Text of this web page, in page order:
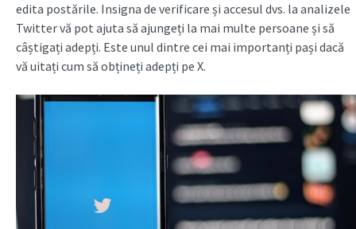
edita postările. Insigna de verificare și accesul dvs. la analizele
Twitter vă pot ajuta să ajungeți la mai multe persoane și să
câștigați adepți. Este unul dintre cei mai importanți pași dacă
vă uitați cum să obțineți adepți pe X.